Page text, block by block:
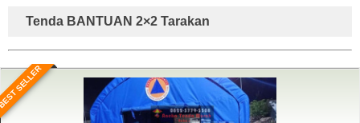
Tenda BANTUAN 2×2 Tarakan
SELLER